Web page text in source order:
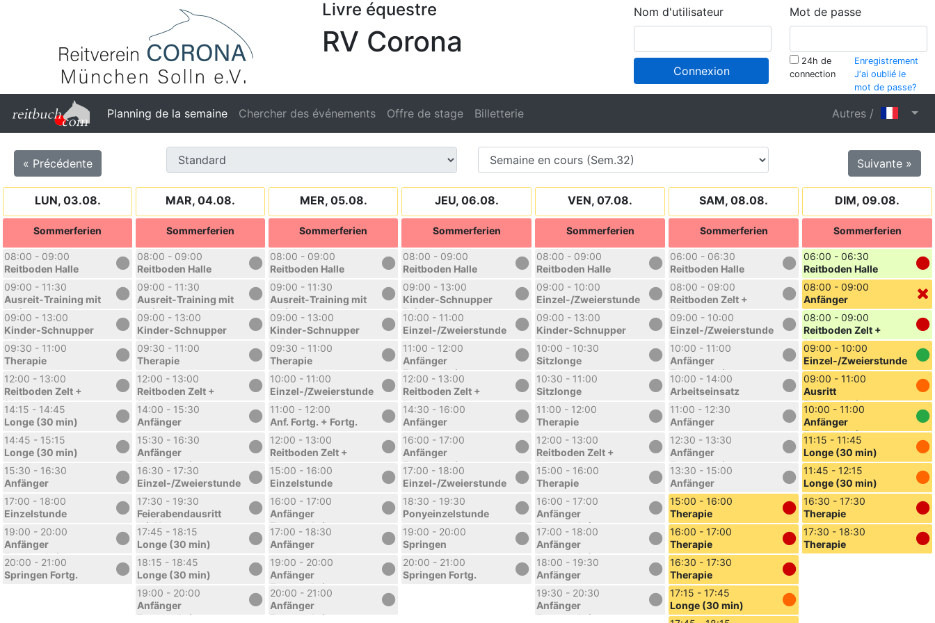
Livre équestre
RV Corona
Nom d'utilisateur Mot de passe
Connexion
24h de
connection
Enregistrement
J‘ai oublié le
mot de passe?
Planning de la semaine Chercher des événements Offre de stage Billetterie Autres /
« Précédente Suivante »
LUN, 03.08.
Sommerferien
08:00 - 09:00
Reitboden Halle
09:00 - 11:30
Ausreit-Training mit
Larissa
09:00 - 13:00
Kinder-Schnupper
Reitkurs
Sommerferien 1.
Woche
09:30 - 11:00
Therapie
12:00 - 13:00
Reitboden Zelt +
Platz
14:15 - 14:45
Longe (30 min)
14:45 - 15:15
Longe (30 min)
15:30 - 16:30
Anfänger
17:00 - 18:00
Einzelstunde
19:00 - 20:00
Anfänger
Fortgeschritten
20:00 - 21:00
Springen Fortg.
MAR, 04.08.
Sommerferien
08:00 - 09:00
Reitboden Halle
09:00 - 11:30
Ausreit-Training mit
Larissa
09:00 - 13:00
Kinder-Schnupper
Reitkurs
Sommerferien 1.
Woche
09:30 - 11:00
Therapie
12:00 - 13:00
Reitboden Zelt +
Platz
14:00 - 15:30
Anfänger
15:30 - 16:30
Anfänger
Fortgeschritten
16:30 - 17:30
Einzel-/Zweierstunde
17:30 - 19:30
Feierabendausritt
mit Nora
17:45 - 18:15
Longe (30 min)
18:15 - 18:45
Longe (30 min)
19:00 - 20:00
Anfänger
Fortgeschritten
MER, 05.08.
Sommerferien
08:00 - 09:00
Reitboden Halle
09:00 - 11:30
Ausreit-Training mit
Larissa
09:00 - 13:00
Kinder-Schnupper
Reitkurs
Sommerferien 1.
Woche
09:30 - 11:00
Therapie
10:00 - 11:00
Einzel-/Zweierstunde
11:00 - 12:00
Anf. Fortg. + Fortg.
12:00 - 13:00
Reitboden Zelt +
Platz
15:00 - 16:00
Einzelstunde
16:00 - 17:00
Anfänger
Fortgeschritten
17:00 - 18:30
Anfänger
19:00 - 20:00
Anfänger
Fortgeschritten
20:00 - 21:00
Anfänger
Fortgeschritten
JEU, 06.08.
Sommerferien
08:00 - 09:00
Reitboden Halle
09:00 - 13:00
Kinder-Schnupper
Reitkurs
Sommerferien 1.
Woche
10:00 - 11:00
Einzel-/Zweierstunde
11:00 - 12:00
Anfänger
Fortgeschritten
12:00 - 13:00
Reitboden Zelt +
Platz
14:30 - 16:00
Anfänger
16:00 - 17:00
Anfänger
Fortgeschritten
17:00 - 18:00
Einzel-/Zweierstunde
18:30 - 19:30
Ponyeinzelstunde
19:00 - 20:00
Springen
20:00 - 21:00
Springen Fortg.
VEN, 07.08.
Sommerferien
08:00 - 09:00
Reitboden Halle
09:00 - 10:00
Einzel-/Zweierstunde
09:00 - 13:00
Kinder-Schnupper
Reitkurs
Sommerferien 1.
Woche
10:00 - 10:30
Sitzlonge
10:30 - 11:00
Sitzlonge
11:00 - 12:00
Therapie
12:00 - 13:00
Reitboden Zelt +
Platz
15:00 - 16:00
Therapie
16:00 - 17:00
Anfänger
Fortgeschritten
17:00 - 18:00
Anfänger
Fortgeschritten
18:00 - 19:30
Anfänger
19:30 - 20:30
Anfänger
Fortgeschritten
SAM, 08.08.
Sommerferien
06:00 - 06:30
Reitboden Halle
08:00 - 09:00
Reitboden Zelt +
Platz
09:00 - 10:00
Einzel-/Zweierstunde
10:00 - 11:00
Anfänger
Fortgeschritten
10:00 - 14:00
Arbeitseinsatz
11:00 - 12:30
Anfänger
12:30 - 13:30
Anfänger
Fortgeschritten
13:30 - 15:00
Anfänger
15:00 - 16:00
Therapie
16:00 - 17:00
Therapie
16:30 - 17:30
Therapie
17:15 - 17:45
Longe (30 min)
DIM, 09.08.
Sommerferien
06:00 - 06:30
Reitboden Halle
08:00 - 09:00
Anfänger
08:00 - 09:00
Reitboden Zelt +
Platz
09:00 - 10:00
Einzel-/Zweierstunde
09:00 - 11:00
Ausritt
Fortgeschritten
10:00 - 11:00
Anfänger
Fortgeschritten
11:15 - 11:45
Longe (30 min)
11:45 - 12:15
Longe (30 min)
16:30 - 17:30
Therapie
17:30 - 18:30
Therapie